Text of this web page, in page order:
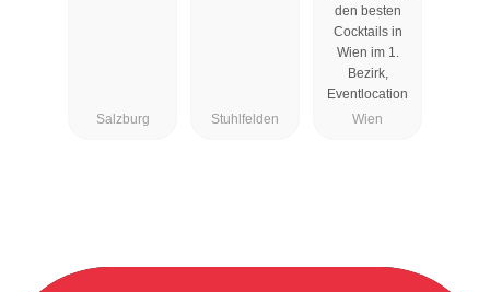
Salzburg Stuhlfelden
den besten
Cocktails in
Wien im 1.
Bezirk,
Eventlocation
Wien